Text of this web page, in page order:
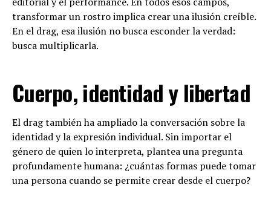
transformar un rostro implica crear una ilusión creíble.
En el drag, esa ilusión no busca esconder la verdad:
busca multiplicarla.
Cuerpo, identidad y libertad
El drag también ha ampliado la conversación sobre la
identidad y la expresión individual. Sin importar el
género de quien lo interpreta, plantea una pregunta
profundamente humana: ¿cuántas formas puede tomar
una persona cuando se permite crear desde el cuerpo?